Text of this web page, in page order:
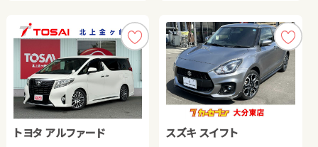
トヨタ アルファード スズキ スイフト
トヨタ アクア
122.3（税込）
万円
車両本体価格
132.1（税込）
万円
支払総額
諸費用：9.8 万円 （税込）
トヨタ ヴェルファイア
219.8（税込）
万円
車両本体価格
231.6 （税込）
万円
諸費用：11.8 万円（税込）
トヨタ プリウス
47.3 （税込）
万円
59.7
ダイハツ タント
61.6（税込）
万円